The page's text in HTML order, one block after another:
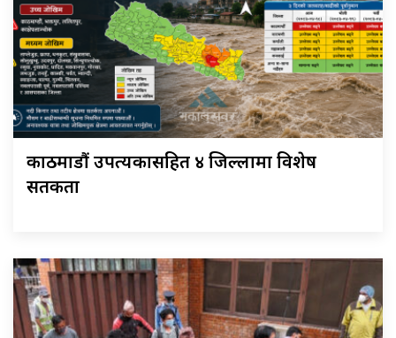
काठमाडौं उपत्यकासहित ४ जिल्लामा विशेष
सतर्कता